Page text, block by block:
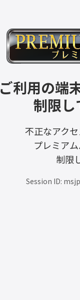
ご利用の端
制限し
不正なアクセ
プレミア
制限
Session ID: